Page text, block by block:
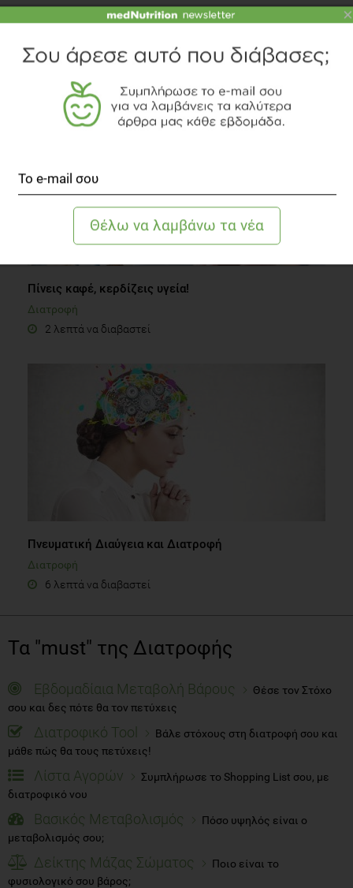
Χρειάζομαι περισσότερη ενέργεια, πώς θα την
Συστάσεις Διατροφής
Πίνεις καφέ, κερδίζεις υγεία!
Διατροφή
2 λεπτά να διαβαστεί
Πνευματική Διαύγεια και Διατροφή
Διατροφή
6 λεπτά να διαβαστεί
Τα "must" της Διατροφής
Εβδομαδίαια Μεταβολή Βάρους
Θέσε τον Στόχο
σου και δες πότε θα τον πετύχεις
Διατροφικό Tool
Βάλε στόχους στη διατροφή σου και
μάθε πώς θα τους πετύχεις!
Λίστα Αγορών
Συμπλήρωσε το Shopping List σου, με
διατροφικό νου
Βασικός Μεταβολισμός
Πόσο υψηλός είναι ο
μεταβολισμός σου;
Δείκτης Μάζας Σώματος
Ποιο είναι το
φυσιολογικό σου βάρος;
×